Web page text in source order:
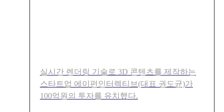
실시간 렌더링 기술로 3D 콘텐츠를 제작하는
스타트업 에이펀인터렉티브(대표 권도균)가
100억원의 투자를 유치했다.